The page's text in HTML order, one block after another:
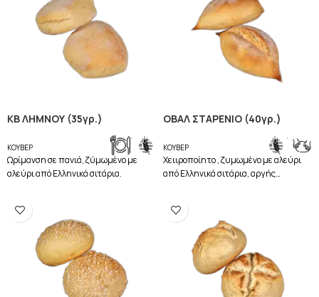
ΚΒ ΛΗΜΝΟΥ (35γρ.)
ΚΟΥΒΕΡ
,
Ωρίμανση σε πανιά, ζύμωμένο με
αλεύρι από Ελληνικά σιτάρια.
ΟΒΑΛ ΣΤΑΡΕΝΙΟ (40γρ.)
ΚΟΥΒΕΡ
,
Χειιροποίητο , ζυμωμένο με αλεύρι
από Ελληνικά σιτάρια, αργής